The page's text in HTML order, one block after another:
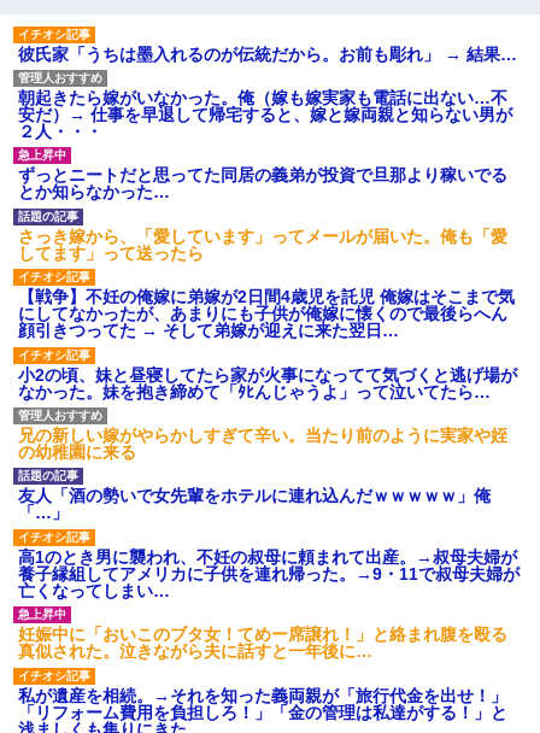
の？ｗｗ」「逆に超安い」
私「ちょっと、人の家の金庫
触らないでよ！」キチママ『そ
こに金庫があったから、開けて
みようとしただけ☆』義兄「泥
は出てけ！二度と来るな！」結
果・・・
私「初めて飲む味だけどなん
のお茶？」彼「ちっ！」私「」
【GIF】JSのカンチョーワロ
タ
後続車にクラクションを鳴ら
され彼氏が逆切れ。「何クラク
ション鳴らしてんだ！降りてこ
いよ！」と怒鳴りだし...
【衝撃】報酬100万円超の治験
募集がこちらｗｗｗｗｗ(※画像
あり)
【ネット騒然】惨殺されたタ
ワマン頂き女子のこの動画、す
げえええええｗｗｗｗｗｗｗｗ
ｗｗｗ
【愕然】白のクラウン俺氏、
高速道路左車線を制限速度で走
った結果wwwwwwwwwwww
百年の恋12-899 食べた量を
張り合ってくる
【悲報】佐藤輝明・・・２軍
でも盛大にやらかす←あまり悲
しませないでくれ
彼氏家「うちは墨入れるのが伝統だから。お前も彫れ」 → 結果…
朝起きたら嫁がいなかった。俺（嫁も嫁実家も電話に出ない…不
安だ）→ 仕事を早退して帰宅すると、嫁と嫁両親と知らない男が
２人・・・
ずっとニートだと思ってた同居の義弟が投資で旦那より稼いでる
とか知らなかった…
さっき嫁から、「愛しています」ってメールが届いた。俺も「愛
してます」って送ったら
【戦争】不妊の俺嫁に弟嫁が2日間4歳児を託児 俺嫁はそこまで気
にしてなかったが、あまりにも子供が俺嫁に懐くので最後らへん
顔引きつってた → そして弟嫁が迎えに来た翌日…
小2の頃、妹と昼寝してたら家が火事になってて気づくと逃げ場が
なかった。妹を抱き締めて「ﾀﾋんじゃうよ」って泣いてたら…
兄の新しい嫁がやらかしすぎて辛い。当たり前のように実家や姪
の幼稚園に来る
友人「酒の勢いで女先輩をホテルに連れ込んだｗｗｗｗｗ」俺
「…」
高1のとき男に襲われ、不妊の叔母に頼まれて出産。→叔母夫婦が
養子縁組してアメリカに子供を連れ帰った。→9・11で叔母夫婦が
亡くなってしまい…
妊娠中に「おいこのブタ女！てめー席譲れ！」と絡まれ腹を殴る
真似された。泣きながら夫に話すと一年後に…
私が遺産を相続。→それを知った義両親が「旅行代金を出せ！」
「リフォーム費用を負担しろ！」「金の管理は私達がする！」と
浅ましくも集りにきた。